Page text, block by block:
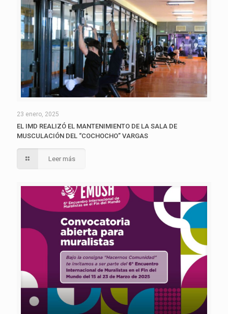
23 enero, 2025
EL IMD REALIZÓ EL MANTENIMIENTO DE LA SALA DE
MUSCULACIÓN DEL “COCHOCHO” VARGAS
Leer más